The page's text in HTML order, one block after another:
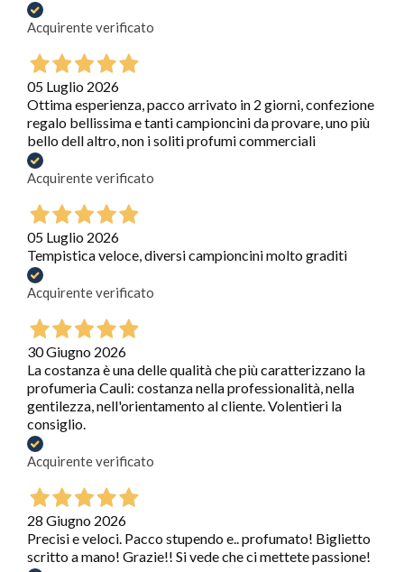
Acquirente verificato
05 Luglio 2026
Ottima esperienza, pacco arrivato in 2 giorni, confezione
regalo bellissima e tanti campioncini da provare, uno più
bello dell altro, non i soliti profumi commerciali
Acquirente verificato
05 Luglio 2026
Tempistica veloce, diversi campioncini molto graditi
Acquirente verificato
30 Giugno 2026
La costanza è una delle qualità che più caratterizzano la
profumeria Cauli: costanza nella professionalità, nella
gentilezza, nell'orientamento al cliente. Volentieri la
consiglio.
Acquirente verificato
28 Giugno 2026
Precisi e veloci. Pacco stupendo e.. profumato! Biglietto
scritto a mano! Grazie!! Si vede che ci mettete passione!